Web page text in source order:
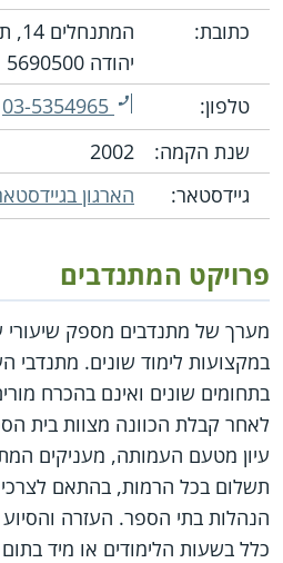
כתובת:
יהודה 5690500
טלפון:
03-5354965
שנת הקמה:
2002
גיידסטאר:
הארגון
פרויקט המתנדבים
מערך של מתנדבים מספק שיעורי
במקצועות לימוד שונים. מתנדבי
בתחומים שונים ואינם בהכרח
לאחר קבלת הכוונה מצוות בית
עיון מטעם העמותה, מעניקים
תשלום בכל הרמות, בהתאם
הנהלות בתי הספר. העזרה
כלל בשעות הלימודים או מיד